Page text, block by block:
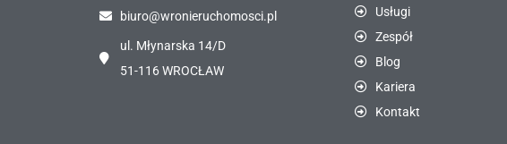
biuro@wronieruchomosci.pl
ul. Młynarska 14/D
51-116 WROCŁAW
Usługi
Zespół
Blog
Kariera
Kontakt